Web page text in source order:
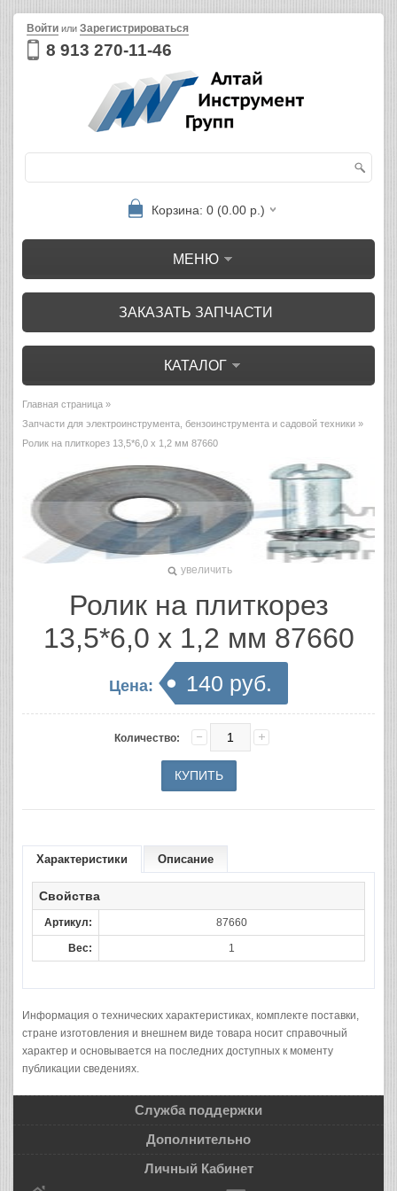
8 913 270-11-46
Войти или Зарегистрироваться
Корзина: 0 (0.00 р.)
МЕНЮ
ЗАКАЗАТЬ ЗАПЧАСТИ
КАТАЛОГ
Главная страница »
Запчасти для электроинструмента, бензоинструмента и садовой техники »
Ролик на плиткорез 13,5*6,0 х 1,2 мм 87660
увеличить
Ролик на плиткорез
13,5*6,0 х 1,2 мм 87660
Цена: 140 руб.
Количество:
Характеристики Описание
Свойства
Артикул: 87660
Вес: 1
Информация о технических характеристиках, комплекте поставки,
стране изготовления и внешнем виде товара носит справочный
характер и основывается на последних доступных к моменту
публикации сведениях.
Служба поддержки
Дополнительно
Личный Кабинет